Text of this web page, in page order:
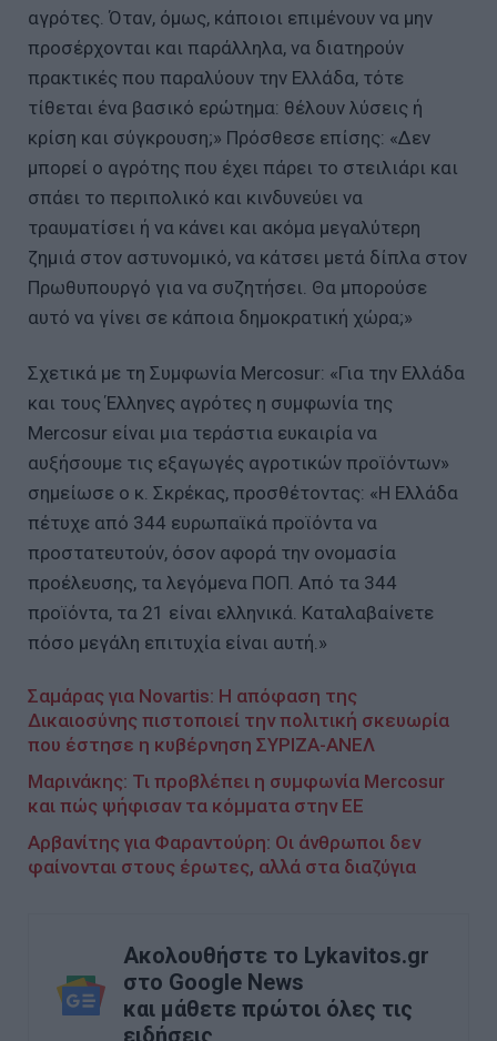
αγρότες. Όταν, όμως, κάποιοι επιμένουν να μην
προσέρχονται και παράλληλα, να διατηρούν
πρακτικές που παραλύουν την Ελλάδα, τότε
τίθεται ένα βασικό ερώτημα: θέλουν λύσεις ή
κρίση και σύγκρουση;» Πρόσθεσε επίσης: «Δεν
μπορεί ο αγρότης που έχει πάρει το στειλιάρι και
σπάει το περιπολικό και κινδυνεύει να
τραυματίσει ή να κάνει και ακόμα μεγαλύτερη
ζημιά στον αστυνομικό, να κάτσει μετά δίπλα στον
Πρωθυπουργό για να συζητήσει. Θα μπορούσε
αυτό να γίνει σε κάποια δημοκρατική χώρα;»
Σχετικά με τη Συμφωνία Mercosur: «Για την Ελλάδα
και τους Έλληνες αγρότες η συμφωνία της
Mercosur είναι μια τεράστια ευκαιρία να
αυξήσουμε τις εξαγωγές αγροτικών προϊόντων»
σημείωσε ο κ. Σκρέκας, προσθέτοντας: «Η Ελλάδα
πέτυχε από 344 ευρωπαϊκά προϊόντα να
προστατευτούν, όσον αφορά την ονομασία
προέλευσης, τα λεγόμενα ΠΟΠ. Από τα 344
προϊόντα, τα 21 είναι ελληνικά. Καταλαβαίνετε
πόσο μεγάλη επιτυχία είναι αυτή.»
Σαμάρας για Novartis: Η απόφαση της
Δικαιοσύνης πιστοποιεί την πολιτική σκευωρία
που έστησε η κυβέρνηση ΣΥΡΙΖΑ-ΑΝΕΛ
Μαρινάκης: Τι προβλέπει η συμφωνία Mercosur
και πώς ψήφισαν τα κόμματα στην ΕΕ
Αρβανίτης για Φαραντούρη: Οι άνθρωποι δεν
φαίνονται στους έρωτες, αλλά στα διαζύγια
Ακολουθήστε το Lykavitos.gr
στο Google News
και μάθετε πρώτοι όλες τις
ειδήσεις